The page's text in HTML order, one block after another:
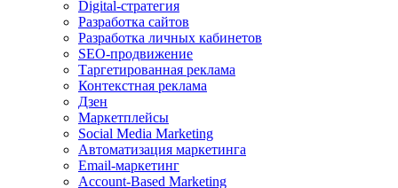
Digital-стратегия
Разработка сайтов
Разработка личных кабинетов
SEO-продвижение
Таргетированная реклама
Контекстная реклама
Дзен
Маркетплейсы
Social Media Marketing
Автоматизация маркетинга
Email-маркетинг
Account-Based Marketing